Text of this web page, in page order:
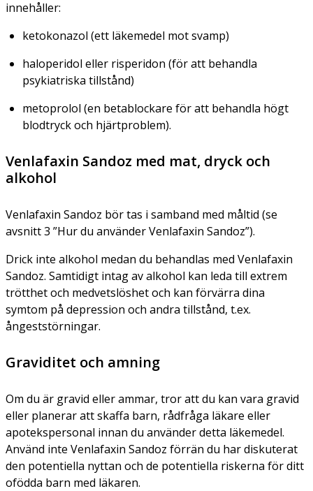
innehåller:
ketokonazol (ett läkemedel mot svamp)
haloperidol eller risperidon (för att behandla
psykiatriska tillstånd)
metoprolol (en betablockare för att behandla högt
blodtryck och hjärtproblem).
Venlafaxin Sandoz med mat, dryck och
alkohol
Venlafaxin Sandoz bör tas i samband med måltid (se
avsnitt 3 ”Hur du använder Venlafaxin Sandoz”).
Drick inte alkohol medan du behandlas med Venlafaxin
Sandoz. Samtidigt intag av alkohol kan leda till extrem
trötthet och medvetslöshet och kan förvärra dina
symtom på depression och andra tillstånd, t.ex.
ångeststörningar.
Graviditet och amning
Om du är gravid eller ammar, tror att du kan vara gravid
eller planerar att skaffa barn, rådfråga läkare eller
apotekspersonal innan du använder detta läkemedel.
Använd inte Venlafaxin Sandoz förrän du har diskuterat
den potentiella nyttan och de potentiella riskerna för ditt
ofödda barn med läkaren.